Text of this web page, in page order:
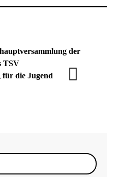
der
TSV
für die Jugend